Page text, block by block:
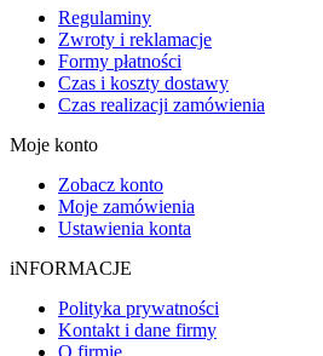
Regulaminy
Zwroty i reklamacje
Formy płatności
Czas i koszty dostawy
Czas realizacji zamówienia
Moje konto
Zobacz konto
Moje zamówienia
Ustawienia konta
iNFORMACJE
Polityka prywatności
Kontakt i dane firmy